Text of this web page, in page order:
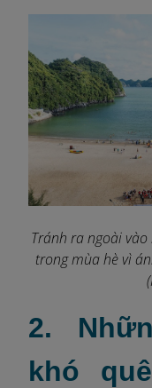
Tránh ra ngoài
trong mùa hè vì
2.
khó